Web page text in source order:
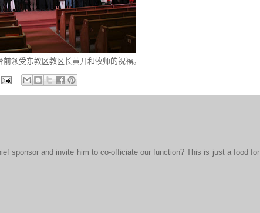
领受东教区教区长黄开和牧师的祝福。
sponsor and invite him to co-officiate our function? This is just a food for